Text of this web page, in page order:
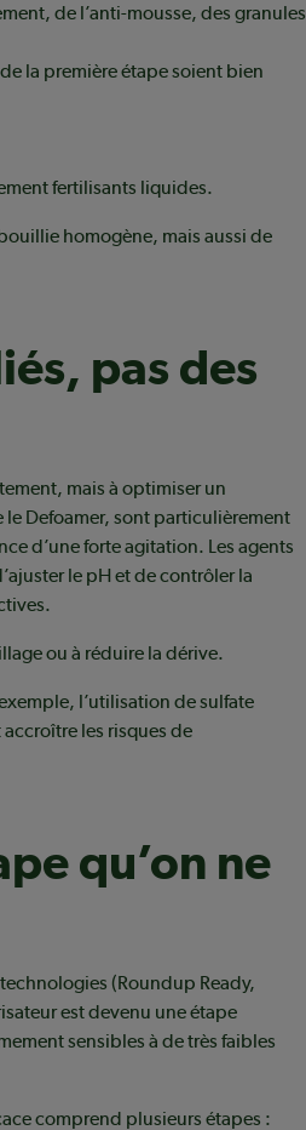
de l’anti-mousse, des granules
la première étape soient bien
fertilisants liquides.
homogène, mais aussi de
pas des
mais à optimiser un
Defoamer, sont particulièrement
d’une forte agitation. Les agents
le pH et de contrôler la
ou à réduire la dérive.
l’utilisation de sulfate
les risques de
qu’on ne
(Roundup Ready,
est devenu une étape
sensibles à de très faibles
comprend plusieurs étapes :